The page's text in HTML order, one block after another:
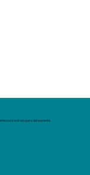
e al recupero del paziente.